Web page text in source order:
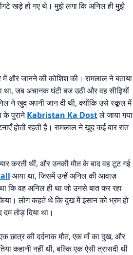
खड़े हो गए थे। मुझे लगा कि अनिल ही मुझे
और जानने की कोशिश की। रामलाल ने बताया
था, जब अचानक घंटी बज उठी और वह सीढ़ियों
ने खुद अपनी जान दी थी, क्योंकि उसे स्कूल में
के पुरानेKabristan Ka Dostले जाया गया
होती रहती हैं। रामलाल ने खुद कई बार रात
करती थीं, और उनकी मौत के बाद वह टूट गई
आया था, जिसमें उन्हें अनिल की आवाज़
कि वह अनिल ही था जो उनसे बात कर रहा
लोग कहते थे कि दुख में इंसान को भ्रम हो
तोड़ दिया था।
छात्र की दर्दनाक मौत, एक माँ का दुख, और
नहीं थी, बल्कि एक ऐसी त्रासदी थी